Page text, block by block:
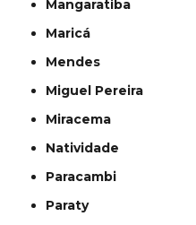
Mangaratiba
Maricá
Mendes
Miguel Pereira
Miracema
Natividade
Paracambi
Paraty